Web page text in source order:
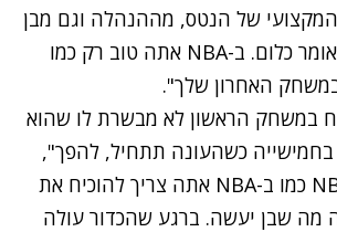
של הנטס, מההנהלה וגם מבן
עצמו. אבל זה לא אומר כלום. ב-NBA אתה טוב רק כמו
במשחק האחרון שלך".
במשחק הראשון לא מבשרת לו שהוא
כשהעונה תתחיל, להפך",
המשיך מור, "ב-NBA כמו ב-NBA אתה צריך להוכיח את
מה שבן יעשה. ברגע שהכדור עולה